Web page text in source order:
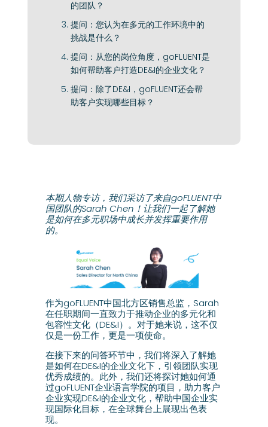
的团队？
提问：您认为在多元的工作环境中的
挑战是什么？
提问：从您的岗位角度，goFLUENT是
如何帮助客户打造DE&I的企业文化？
提问：除了DE&I，goFLUENT还会帮
助客户实现哪些目标？
本期人物专访，我们采访了来自goFLUENT中
国团队的Sarah Chen！让我们一起了解她
是如何在多元职场中成长并发挥重要作用
的。
作为goFLUENT中国北方区销售总监，Sarah
在任职期间一直致力于推动企业的多元化和
包容性文化（DE&I）。对于她来说，这不仅
仅是一份工作，更是一项使命。
在接下来的问答环节中，我们将深入了解她
是如何在DE&I的企业文化下，引领团队实现
优秀成绩的。此外，我们还将探讨她如何通
过goFLUENT企业语言学院的项目，助力客户
企业实现DE&I的企业文化，帮助中国企业实
现国际化目标，在全球舞台上展现出色表
现。